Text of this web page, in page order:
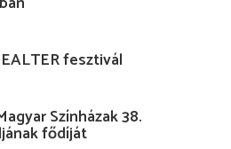
fesztivál
Színházak 38.
fődíját